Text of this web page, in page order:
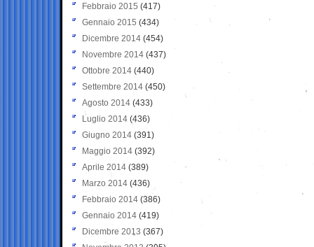
Febbraio 2015 (417)
Gennaio 2015 (434)
Dicembre 2014 (454)
Novembre 2014 (437)
Ottobre 2014 (440)
Settembre 2014 (450)
Agosto 2014 (433)
Luglio 2014 (436)
Giugno 2014 (391)
Maggio 2014 (392)
Aprile 2014 (389)
Marzo 2014 (436)
Febbraio 2014 (386)
Gennaio 2014 (419)
Dicembre 2013 (367)